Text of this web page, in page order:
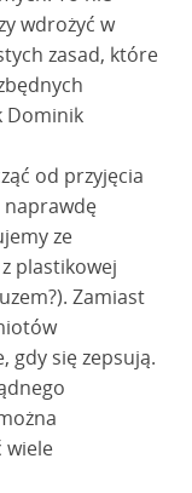
wdrożyć w
zasad, które
Dominik
od przyjęcia
naprawdę
ze
plastikowej
Zamiast
gdy się zepsują.
wiele